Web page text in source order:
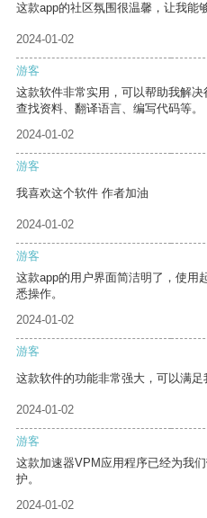
这款app的社区氛围很温馨，让我能
2024-01-02
游客
这款软件非常实用，可以帮助我解
查找资料、翻译语言、编写代码等。
2024-01-02
游客
我喜欢这个软件 作者加油
2024-01-02
游客
这款app的用户界面简洁明了，使用
悉操作。
2024-01-02
游客
这款软件的功能非常强大，可以满足
2024-01-02
游客
这款加速器VPM应用程序已经为我
护。
2024-01-02